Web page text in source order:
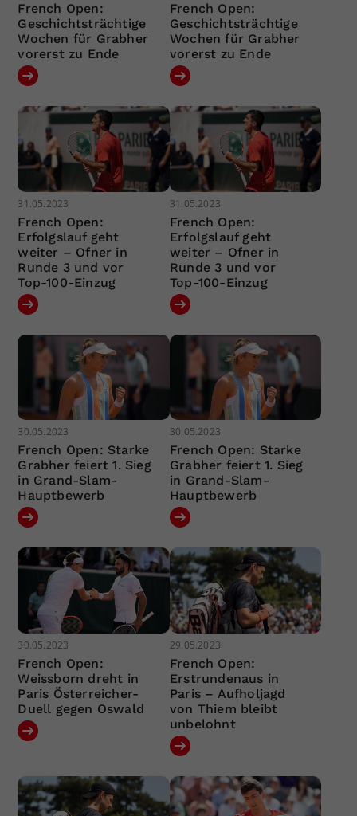
French Open:
Geschichtsträchtige
Wochen für Grabher
vorerst zu Ende
French Open:
Geschichtsträchtige
Wochen für Grabher
vorerst zu Ende
31.05.2023
French Open:
Erfolgslauf geht
weiter – Ofner in
Runde 3 und vor
Top-100-Einzug
31.05.2023
French Open:
Erfolgslauf geht
weiter – Ofner in
Runde 3 und vor
Top-100-Einzug
30.05.2023
French Open: Starke
Grabher feiert 1. Sieg
in Grand-Slam-
Hauptbewerb
30.05.2023
French Open: Starke
Grabher feiert 1. Sieg
in Grand-Slam-
Hauptbewerb
30.05.2023
French Open:
Weissborn dreht in
Paris Österreicher-
Duell gegen Oswald
29.05.2023
French Open:
Erstrundenaus in
Paris – Aufholjagd
von Thiem bleibt
unbelohnt